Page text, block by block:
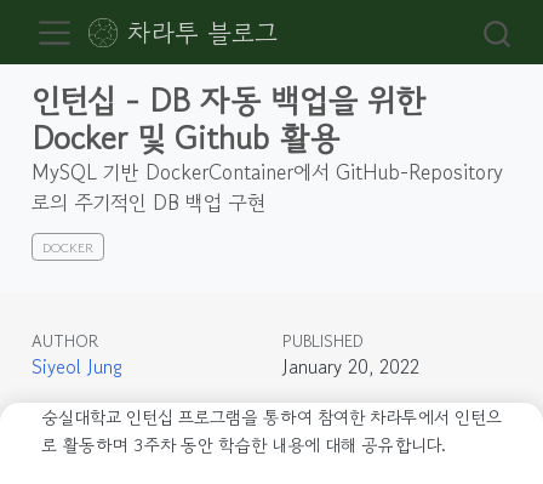
차라투 블로그
인턴십 - DB 자동 백업을 위한
Docker 및 Github 활용
MySQL 기반 DockerContainer에서 GitHub-Repository
로의 주기적인 DB 백업 구현
DOCKER
AUTHOR
Siyeol Jung
PUBLISHED
January 20, 2022
숭실대학교 인턴십 프로그램을 통하여 참여한 차라투에서 인턴으
로 활동하며 3주차 동안 학습한 내용에 대해 공유합니다.